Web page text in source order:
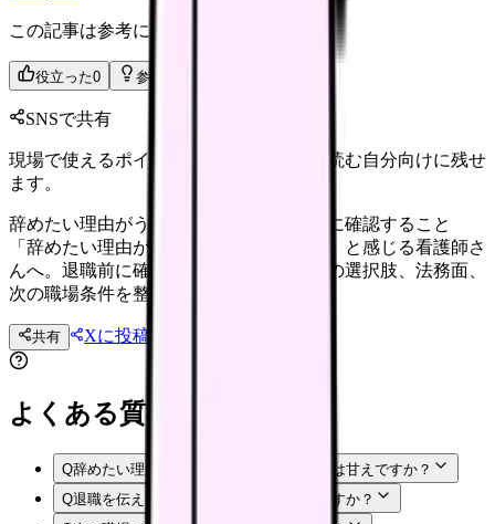
この記事は参考になりましたか？
役立った0 参考になった
SNSで共有
現場で使えるポイントを、同僚やあとで読む自分向けに残せ
ます。
辞めたい理由がうまく言語化できない時に確認すること
「辞めたい理由がうまく言語化できない」と感じる看護師さ
んへ。退職前に確認したい体調、職場内の選択肢、法務面、
次の職場条件を整理します。
共有 Xに投稿
よくある質問
Q辞めたい理由がうまく言語化できないのは甘えですか？
Q退職を伝える前に何を準備すればいいですか？